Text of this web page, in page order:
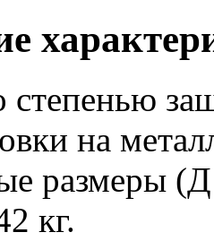
степенью
на
размеры
кг.